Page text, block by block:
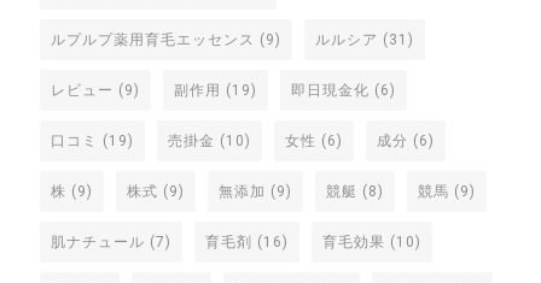
ルプルプ薬用育毛エッセンス (9) ルルシア (31)
レビュー (9) 副作用 (19) 即日現金化 (6)
口コミ (19) 売掛金 (10) 女性 (6) 成分 (6)
株 (9) 株式 (9) 無添加 (9) 競艇 (8) 競馬 (9)
肌ナチュール (7) 育毛剤 (16) 育毛効果 (10)